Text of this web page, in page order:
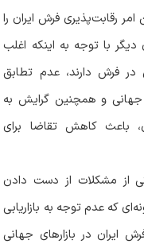
رقابت‌پذیری فرش ایران را
با توجه به اینکه اغلب
در فرش دارند، عدم تطابق
جهانی و همچنین گرایش به
کاهش تقاضا برای
از مشکلات از دست دادن
که عدم توجه به بازاریابی
ایران در بازارهای جهانی